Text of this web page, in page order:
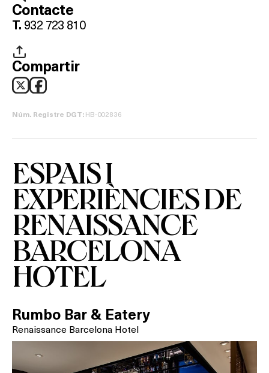
Què vols fer?
HOTELS
TERRASSES
BARS
SPAS
RESTAURANTS
Contacte
T. 932 723 810
Compartir
Núm. Registre DGT: HB-002836
ESPAIS I
EXPERIÈNCIES DE
RENAISSANCE
BARCELONA
HOTEL
Rumbo Bar & Eatery
Renaissance Barcelona Hotel